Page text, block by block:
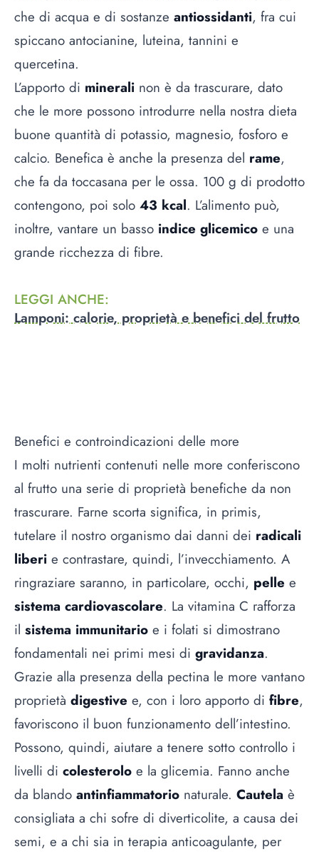
che di acqua e di sostanze antiossidanti, fra cui
spiccano antocianine, luteina, tannini e
quercetina.
L’apporto di minerali non è da trascurare, dato
che le more possono introdurre nella nostra dieta
buone quantità di potassio, magnesio, fosforo e
calcio. Benefica è anche la presenza del rame,
che fa da toccasana per le ossa. 100 g di prodotto
contengono, poi solo 43 kcal. L’alimento può,
inoltre, vantare un basso indice glicemico e una
grande ricchezza di fibre.
LEGGI ANCHE:
Lamponi: calorie, proprietà e benefici del frutto
Benefici e controindicazioni delle more
I molti nutrienti contenuti nelle more conferiscono
al frutto una serie di proprietà benefiche da non
trascurare. Farne scorta significa, in primis,
tutelare il nostro organismo dai danni dei radicali
liberi e contrastare, quindi, l’invecchiamento. A
ringraziare saranno, in particolare, occhi, pelle e
sistema cardiovascolare. La vitamina C rafforza
il sistema immunitario e i folati si dimostrano
fondamentali nei primi mesi di gravidanza.
Grazie alla presenza della pectina le more vantano
proprietà digestive e, con i loro apporto di fibre,
favoriscono il buon funzionamento dell’intestino.
Possono, quindi, aiutare a tenere sotto controllo i
livelli di colesterolo e la glicemia. Fanno anche
da blando antinfiammatorio naturale. Cautela è
consigliata a chi sofre di diverticolite, a causa dei
semi, e a chi sia in terapia anticoagulante, per